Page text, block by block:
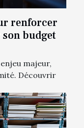
renforcer
budget
majeur,
Découvrir